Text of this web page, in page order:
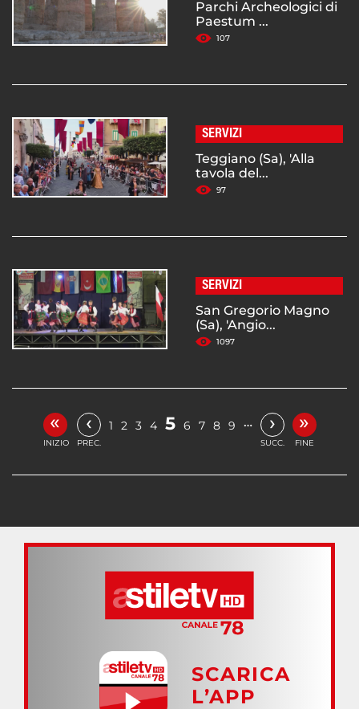
Parchi Archeologici di
Paestum ...
107
SERVIZI
Teggiano (Sa), 'Alla
tavola del...
97
SERVIZI
San Gregorio Magno
(Sa), 'Angio...
1097
«
INIZIO
‹
PREC.
1 2 3 4 5 6 7 8 9 … ›
SUCC.
»
FINE
SCARICA
L’APP